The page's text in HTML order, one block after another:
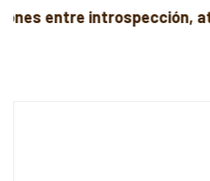
Ada Morghe revitaliza el